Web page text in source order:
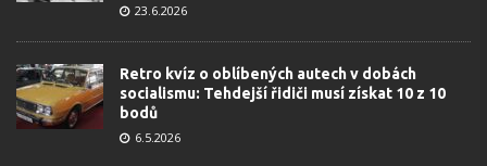
23.6.2026
Retro kvíz o oblíbených autech v dobách
socialismu: Tehdejší řidiči musí získat 10 z 10
bodů
6.5.2026